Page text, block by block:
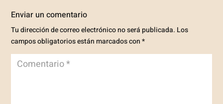
Enviar un comentario
Tu dirección de correo electrónico no será publicada. Los
campos obligatorios están marcados con*